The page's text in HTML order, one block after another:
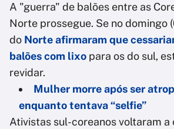
A "guerra" de balões entre as
Norte prossegue. Se no domingo
do Norte afirmaram que
balões com lixo para os do sul,
revidar.
Mulher morre após ser
enquanto tentava “selfie”
Ativistas sul-coreanos voltaram a